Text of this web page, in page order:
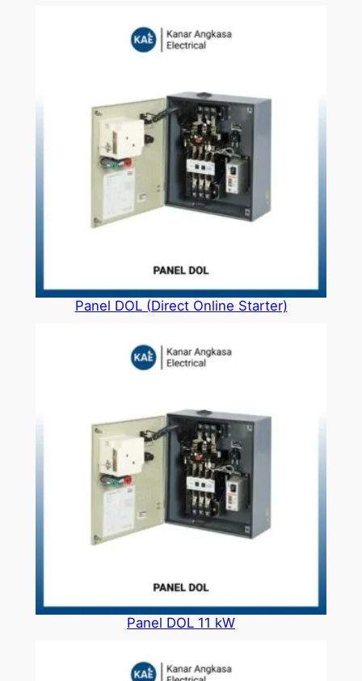
Panel DOL (Direct Online Starter)
Panel DOL 11 kW